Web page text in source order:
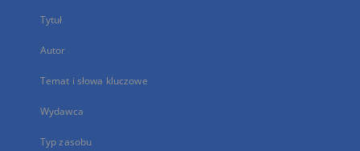
Tytuł
Autor
Temat i słowa kluczowe
Wydawca
Typ zasobu